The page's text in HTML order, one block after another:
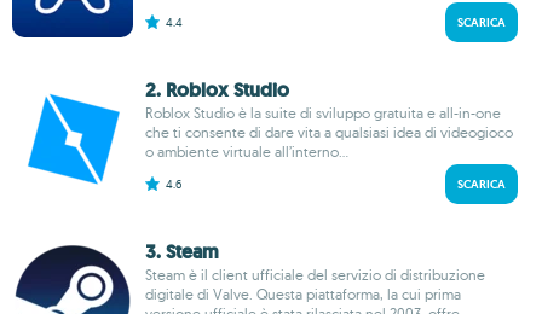
4.4 SCARICA
2. Roblox Studio
Roblox Studio è la suite di sviluppo gratuita e all-in-one
che ti consente di dare vita a qualsiasi idea di videogioco
o ambiente virtuale all’interno...
4.6 SCARICA
3. Steam
Steam è il client ufficiale del servizio di distribuzione
digitale di Valve. Questa piattaforma, la cui prima